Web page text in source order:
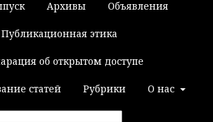
Архивы Объявления
Публикационная этика
об открытом доступе
статей Рубрики О нас